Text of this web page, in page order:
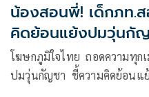
น้องสอนพี่! เด็กภท.
คิดย้อนแย้งปมวุ่นกั
โฆษกภูมิใจไทย ถอดความทุก
ปมวุ่นกัญชา ชี้ความคิดย้อนแย้